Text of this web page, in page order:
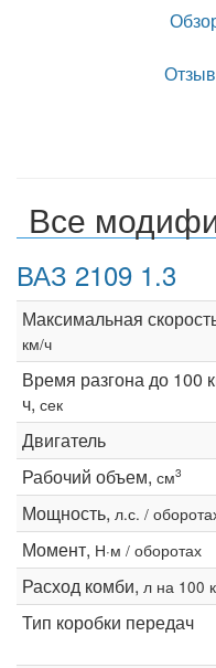
Все
ВАЗ 2109 1.3
Максимальная
км/ч
Время разгона до 100
ч, сек
Двигатель
Рабочий объем, см3
Мощность, л.с. /
Момент, Н·м / оборотах
Расход комби, л на 100
Тип коробки передач